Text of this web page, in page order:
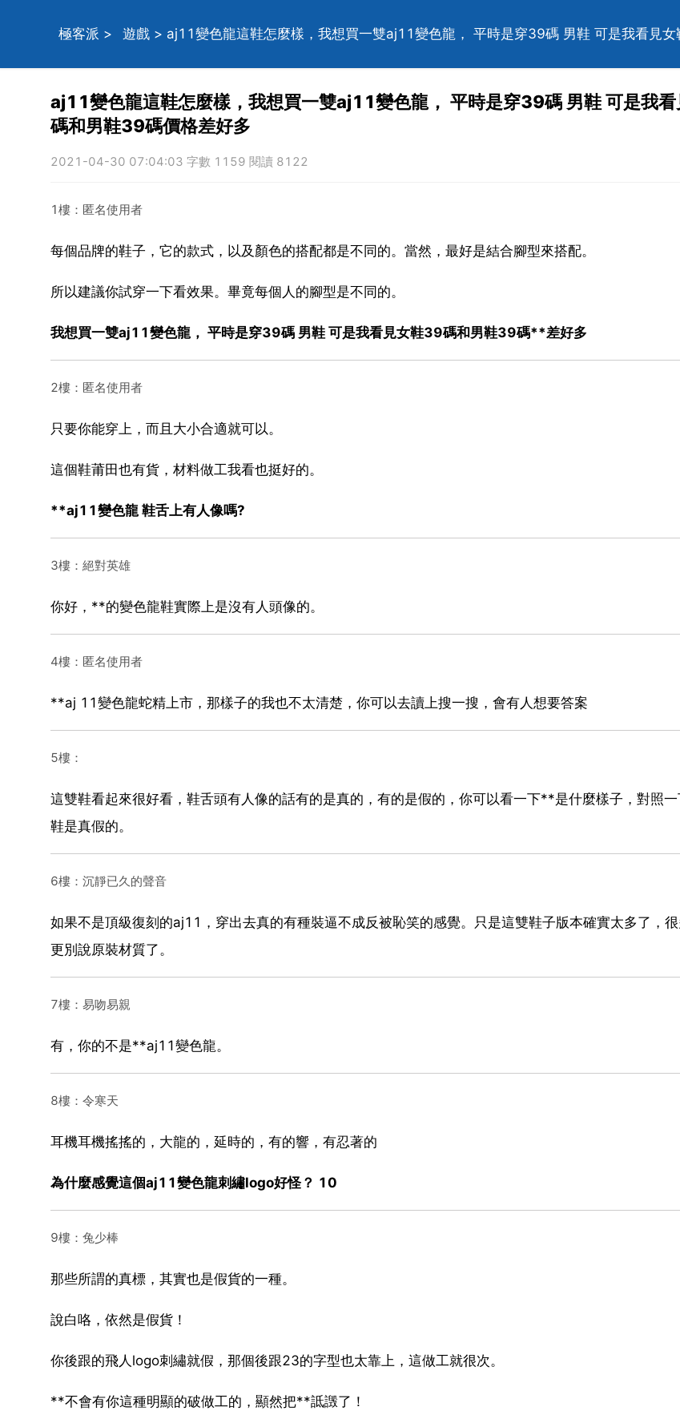
極客派 > 遊戲 > aj11變色龍這鞋怎麼樣，我想買一雙aj11變色龍， 平時是穿39碼 男鞋 可是我看見
aj11變色龍這鞋怎麼樣，我想買一雙aj11變色龍， 平時是穿39碼 男鞋 可是我
碼和男鞋39碼價格差好多
2021-04-30 07:04:03 字數 1159 閱讀 8122
1樓：匿名使用者
每個品牌的鞋子，它的款式，以及顏色的搭配都是不同的。當然，最好是結合腳型來搭配。
所以建議你試穿一下看效果。畢竟每個人的腳型是不同的。
我想買一雙aj11變色龍， 平時是穿39碼 男鞋 可是我看見女鞋39碼和男鞋39碼**差好多
2樓：匿名使用者
只要你能穿上，而且大小合適就可以。
這個鞋莆田也有貨，材料做工我看也挺好的。
**aj11變色龍 鞋舌上有人像嗎?
3樓：絕對英雄
你好，**的變色龍鞋實際上是沒有人頭像的。
4樓：匿名使用者
**aj 11變色龍蛇精上市，那樣子的我也不太清楚，你可以去讀上搜一搜，會有人想要答案
5樓：
這雙鞋看起來很好看，鞋舌頭有人像的話有的是真的，有的是假的，你可以看一下**是什麼樣子，對照
鞋是真假的。
6樓：沉靜已久的聲音
如果不是頂級復刻的aj11，穿出去真的有種裝逼不成反被恥笑的感覺。只是這雙鞋子版本確實太多了，
更別說原裝材質了。
7樓：易吻易親
有，你的不是**aj11變色龍。
8樓：令寒天
耳機耳機搖搖的，大龍的，延時的，有的響，有忍著的
為什麼感覺這個aj11變色龍刺繡logo好怪？ 10
9樓：兔少棒
那些所謂的真標，其實也是假貨的一種。
說白咯，依然是假貨！
你後跟的飛人logo刺繡就假，那個後跟23的字型也太靠上，這做工就很次。
**不會有你這種明顯的破做工的，顯然把**詆譭了！